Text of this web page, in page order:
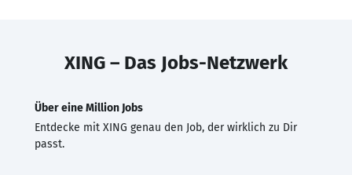
XING – Das Jobs-Netzwerk
Über eine Million Jobs
Entdecke mit XING genau den Job, der wirklich zu Dir
passt.